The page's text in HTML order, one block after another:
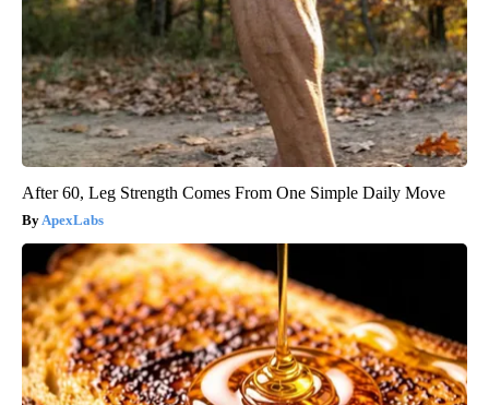
After 60, Leg Strength Comes From One Simple Daily Move
ApexLabs